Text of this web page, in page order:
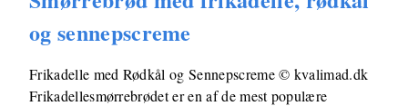
og sennepscreme
Frikadelle med Rødkål og Sennepscreme © kvalimad.dk
Frikadellesmørrebrødet er en af de mest populære